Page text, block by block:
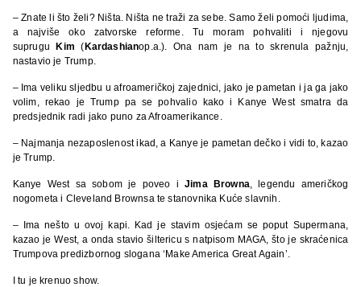
– Znate li što želi? Ništa. Ništa ne traži za sebe. Samo želi pomoći ljudima,
a najviše oko zatvorske reforme. Tu moram pohvaliti i njegovu
supruguKim (Kardashianop.a.). Ona nam je na to skrenula pažnju,
nastavio je Trump.
– Ima veliku sljedbu u afroameričkoj zajednici, jako je pametan i ja ga jako
volim, rekao je Trump pa se pohvalio kako i Kanye West smatra da
predsjednik radi jako puno za Afroamerikance.
– Najmanja nezaposlenost ikad, a Kanye je pametan dečko i vidi to, kazao
je Trump.
Kanye West sa sobom je poveo iJima Browna , legendu američkog
nogometa i Cleveland Brownsa te stanovnika Kuće slavnih.
– Ima nešto u ovoj kapi. Kad je stavim osjećam se poput Supermana,
kazao je West, a onda stavio šiltericu s natpisom MAGA, što je skraćenica
Trumpova predizbornog slogana ‘Make America Great Again’.
I tu je krenuo show.